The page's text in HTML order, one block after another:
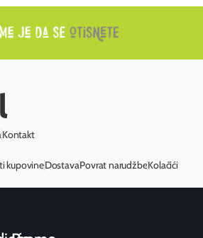
Kontakt
kupovineDostavaPovrat narudžbeKolačići